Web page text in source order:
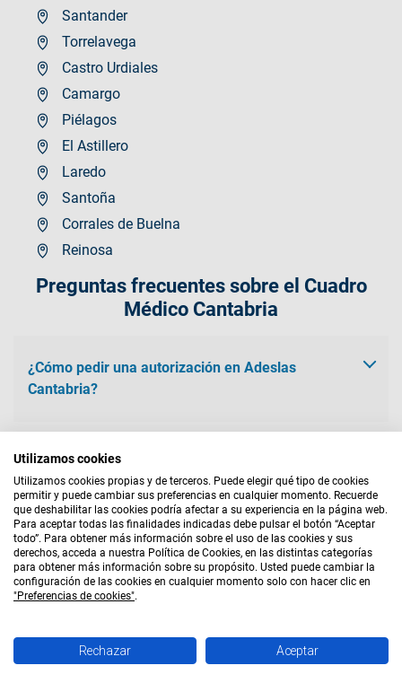
LLAMA AHORA
Santander
Torrelavega
Castro Urdiales
Camargo
Piélagos
El Astillero
Laredo
Santoña
Corrales de Buelna
Reinosa
Preguntas frecuentes sobre el Cuadro
Médico Cantabria
¿Cómo pedir una autorización en Adeslas
Cantabria?
puedes hacerlo de las siguientes formas:
– Vía web.
– Correo electrónico: info@igualatoriocantabria.es
– Oficinas físicas de Santander o Torrelavega.
Si necesitas atención fuera de la provincia de Cantabria,
tres pasos y con una foto podrás solicitar tu autorización de
forma sencilla y rápida. Los pasos son los siguientes:
¿Cuánto cuesta Adeslas al mes?
El precio del seguro de Adeslas depende del tipo de póliza que
hayas contratado.
Contamos con seguros pensados para cada tipo de persona:
con copago, sin copago, básico, de reembolso, etc. Por lo que
el precio puede variar, ya que las coberturas son distintas.
AGENTE EXCLUSIVO
Aviso Legal | Bases Legales | Política de Cookies |
Política de Privacidad | Quiénes Somos | Mapa Web
Utilizamos cookies
Utilizamos cookies propias y de terceros. Puede elegir qué tipo de cookies
permitir y puede cambiar sus preferencias en cualquier momento. Recuerde
que deshabilitar las cookies podría afectar a su experiencia en la página web.
Para aceptar todas las finalidades indicadas debe pulsar el botón “Aceptar
todo”. Para obtener más información sobre el uso de las cookies y sus
derechos, acceda a nuestra Política de Cookies, en las distintas categorías
para obtener más información sobre su propósito. Usted puede cambiar la
configuración de las cookies en cualquier momento solo con hacer clic en
"Preferencias de cookies".
Rechazar Aceptar